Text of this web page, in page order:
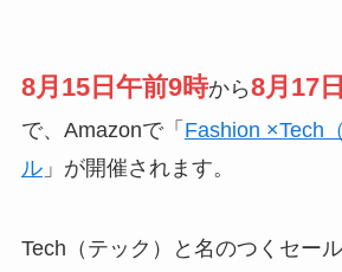
8月15日午前9時から8月17
で、Amazonで「 Fashion ×Tech
ル」が開催されます。
Tech（テック）と名のつくセー